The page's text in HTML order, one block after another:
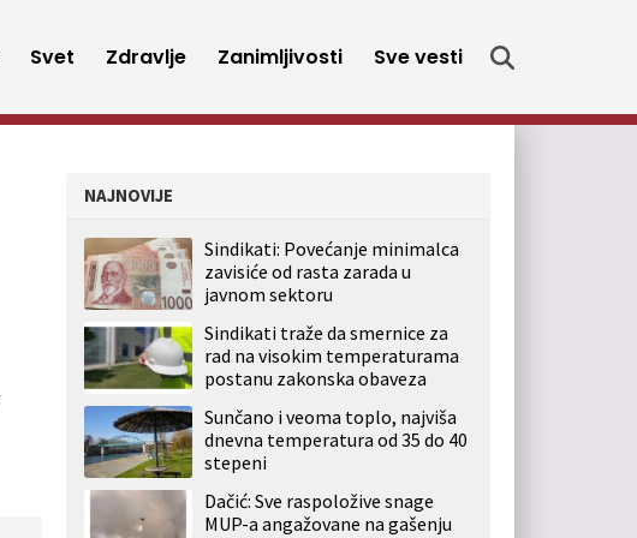
Svet Zdravlje Zanimljivosti Sve vesti
NAJNOVIJE
Sindikati: Povećanje minimalca
zavisiće od rasta zarada u
javnom sektoru
Sindikati traže da smernice za
rad na visokim temperaturama
postanu zakonska obaveza
Sunčano i veoma toplo, najviša
dnevna temperatura od 35 do 40
stepeni
Dačić: Sve raspoložive snage
MUP-a angažovane na gašenju